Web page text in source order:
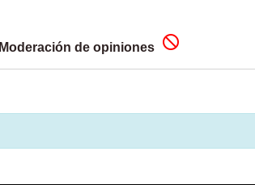
de opiniones 